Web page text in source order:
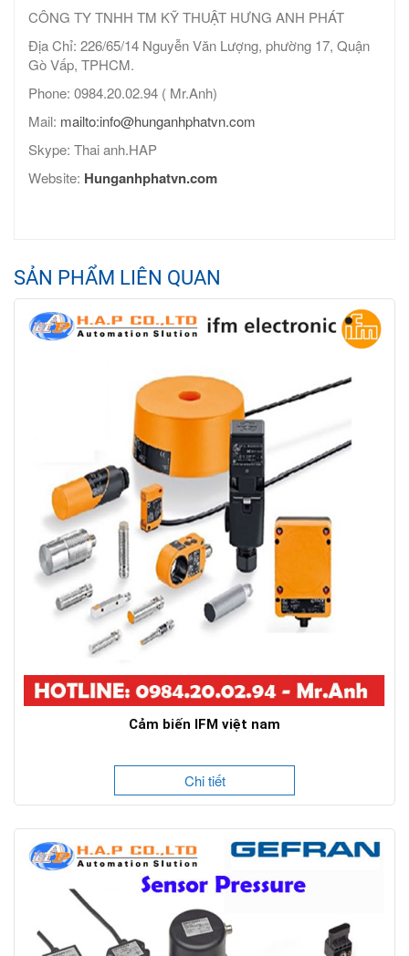
CÔNG TY TNHH TM KỸ THUẬT HƯNG ANH PHÁT
Địa Chỉ: 226/65/14 Nguyễn Văn Lượng, phường 17, Quận
Gò Vấp, TPHCM.
Phone: 0984.20.02.94 ( Mr.Anh)
Mail: mailto:info@hunganhphatvn.com
Skype: Thai anh.HAP
Website: Hunganhphatvn.com
SẢN PHẨM LIÊN QUAN
Cảm biến IFM việt nam
Chi tiết